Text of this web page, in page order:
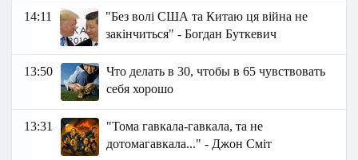
14:11
"Без волі США та Китаю ця війна не
закінчиться" - Богдан Буткевич
13:50
Что делать в 30, чтобы в 65 чувствовать
себя хорошо
13:31
"Тома гавкала-гавкала, та не
дотомагавкала..." - Джон Сміт